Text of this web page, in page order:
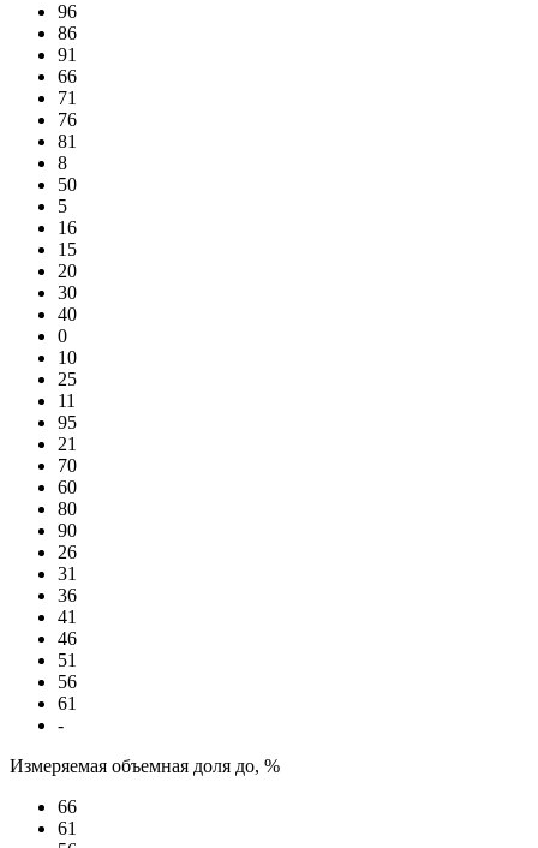
96
86
91
66
71
76
81
8
50
5
16
15
20
30
40
0
10
25
11
95
21
70
60
80
90
26
31
36
41
46
51
56
61
-
Измеряемая объемная доля до, %
66
61